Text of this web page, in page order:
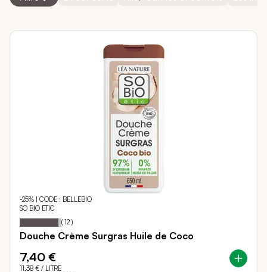
-25% | CODE : BELLEBIO
SO BIO ETIC
Notation: 93
% of
( 12 )
Douche Crème Surgras Huile de Coco
7,40 €
11,38 € / LITRE